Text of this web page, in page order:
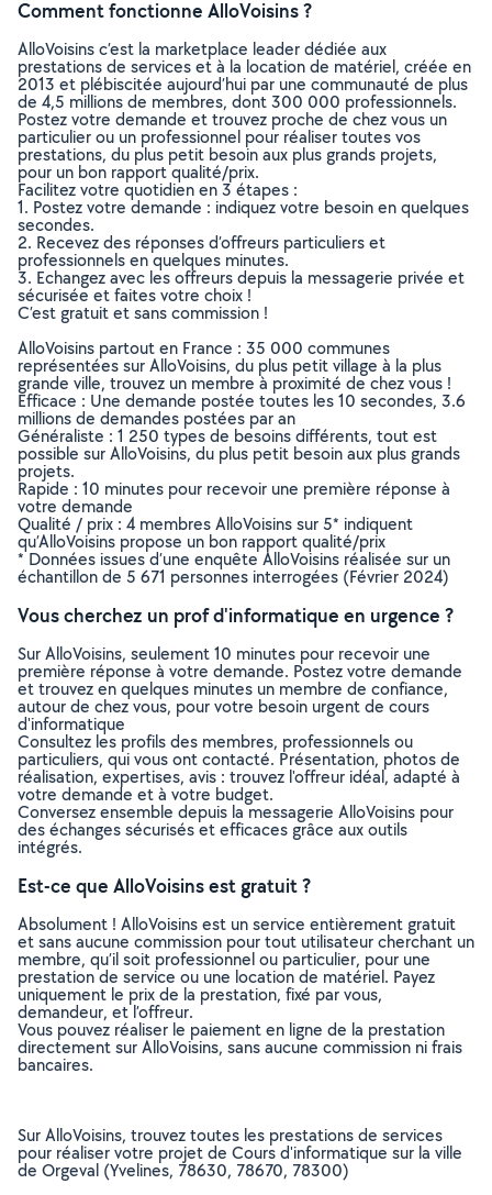
Comment fonctionne AlloVoisins ?
AlloVoisins c’est la marketplace leader dédiée aux
prestations de services et à la location de matériel, créée en
2013 et plébiscitée aujourd’hui par une communauté de plus
de 4,5 millions de membres, dont 300 000 professionnels.
Postez votre demande et trouvez proche de chez vous un
particulier ou un professionnel pour réaliser toutes vos
prestations, du plus petit besoin aux plus grands projets,
pour un bon rapport qualité/prix.
Facilitez votre quotidien en 3 étapes :
1. Postez votre demande : indiquez votre besoin en quelques
secondes.
2. Recevez des réponses d’offreurs particuliers et
professionnels en quelques minutes.
3. Echangez avec les offreurs depuis la messagerie privée et
sécurisée et faites votre choix !
C’est gratuit et sans commission !
AlloVoisins partout en France : 35 000 communes
représentées sur AlloVoisins, du plus petit village à la plus
grande ville, trouvez un membre à proximité de chez vous !
Efficace : Une demande postée toutes les 10 secondes, 3.6
millions de demandes postées par an
Généraliste : 1 250 types de besoins différents, tout est
possible sur AlloVoisins, du plus petit besoin aux plus grands
projets.
Rapide : 10 minutes pour recevoir une première réponse à
votre demande
Qualité / prix : 4 membres AlloVoisins sur 5* indiquent
qu’AlloVoisins propose un bon rapport qualité/prix
* Données issues d’une enquête AlloVoisins réalisée sur un
échantillon de 5 671 personnes interrogées (Février 2024)
Vous cherchez un prof d'informatique en urgence ?
Sur AlloVoisins, seulement 10 minutes pour recevoir une
première réponse à votre demande. Postez votre demande
et trouvez en quelques minutes un membre de confiance,
autour de chez vous, pour votre besoin urgent de cours
d'informatique
Consultez les profils des membres, professionnels ou
particuliers, qui vous ont contacté. Présentation, photos de
réalisation, expertises, avis : trouvez l'offreur idéal, adapté à
votre demande et à votre budget.
Conversez ensemble depuis la messagerie AlloVoisins pour
des échanges sécurisés et efficaces grâce aux outils
intégrés.
Est-ce que AlloVoisins est gratuit ?
Absolument ! AlloVoisins est un service entièrement gratuit
et sans aucune commission pour tout utilisateur cherchant un
membre, qu’il soit professionnel ou particulier, pour une
prestation de service ou une location de matériel. Payez
uniquement le prix de la prestation, fixé par vous,
demandeur, et l’offreur.
Vous pouvez réaliser le paiement en ligne de la prestation
directement sur AlloVoisins, sans aucune commission ni frais
bancaires.
Sur AlloVoisins, trouvez toutes les prestations de services
pour réaliser votre projet de Cours d'informatique sur la ville
de Orgeval (Yvelines, 78630, 78670, 78300)